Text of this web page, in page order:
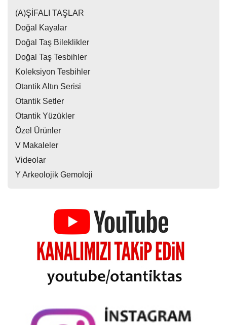
(A)ŞİFALI TAŞLAR
Doğal Kayalar
Doğal Taş Bileklikler
Doğal Taş Tesbihler
Koleksiyon Tesbihler
Otantik Altın Serisi
Otantik Setler
Otantik Yüzükler
Özel Ürünler
V Makaleler
Videolar
Y Arkeolojik Gemoloji